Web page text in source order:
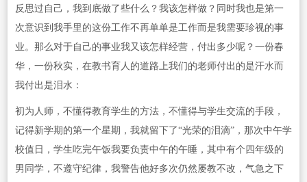
反思过自己，我到底做了些什么？我该怎样做？同时我也是第一
次意识到我手里的这份工作不再单单是工作而是我需要珍视的事
业。那么对于自己的事业我又该怎样经营，付出多少呢？一份春
华，一份秋实，在教书育人的道路上我们的老师付出的是汗水而
我付出是泪水：
初为人师，不懂得教育学生的方法，不懂得与学生交流的手段，
记得新学期的第一个星期，我就留下了“光荣的泪滴”，那次中午学
校值日，学生吃完午饭我要负责中午的午睡，其中有个四年级的
男同学，不遵守纪律，我警告他好多次仍然屡教不改，气急之下